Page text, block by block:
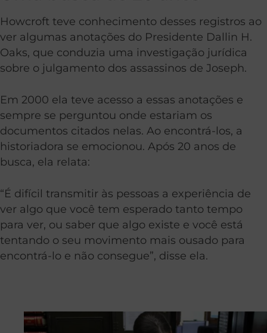
Howcroft teve conhecimento desses registros ao
ver algumas anotações do Presidente Dallin H.
Oaks, que conduzia uma investigação jurídica
sobre o julgamento dos assassinos de Joseph.
Em 2000 ela teve acesso a essas anotações e
sempre se perguntou onde estariam os
documentos citados nelas. Ao encontrá-los, a
historiadora se emocionou. Após 20 anos de
busca, ela relata:
“É difícil transmitir às pessoas a experiência de
ver algo que você tem esperado tanto tempo
para ver, ou saber que algo existe e você está
tentando o seu movimento mais ousado para
encontrá-lo e não consegue”, disse ela.